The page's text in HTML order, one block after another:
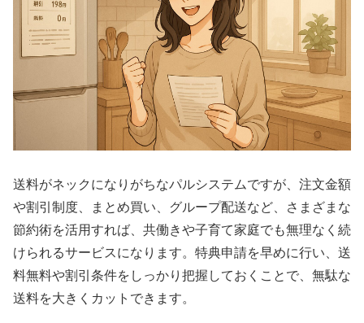
送料がネックになりがちなパルシステムですが、注文金額
や割引制度、まとめ買い、グループ配送など、さまざまな
節約術を活用すれば、共働きや子育て家庭でも無理なく続
けられるサービスになります。特典申請を早めに行い、送
料無料や割引条件をしっかり把握しておくことで、無駄な
送料を大きくカットできます。